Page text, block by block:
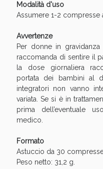
Modalità d'uso
Assumere 1-2 compresse
Avvertenze
Per donne in
raccomanda di sentire il
la dose giornaliera
portata dei bambini al
integratori non vanno
variata. Se si è in
prima dell’eventuale
medico.
Formato
Astuccio da 30
Peso netto: 31,2 g.